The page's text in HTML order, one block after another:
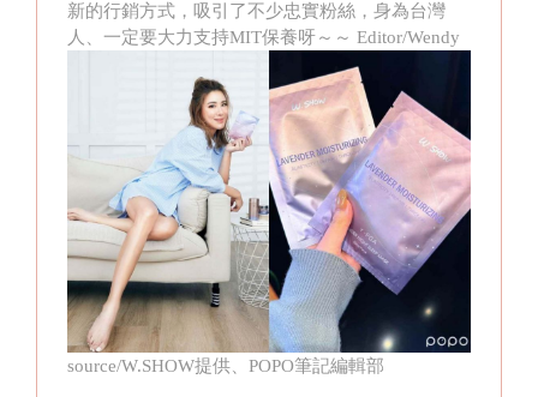
新的行銷方式，吸引了不少忠實粉絲，身為台灣
人、一定要大力支持MIT保養呀～～ Editor/Wendy
source/W.SHOW提供、POPO筆記編輯部